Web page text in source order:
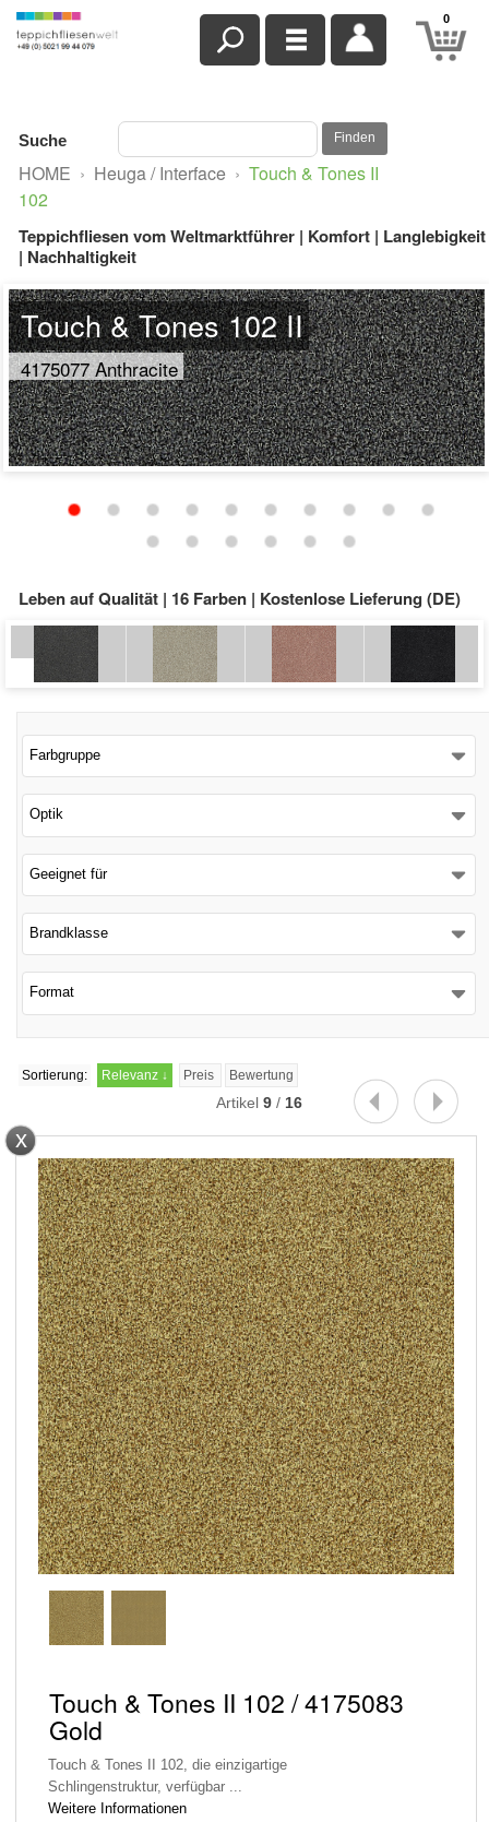
0
Suche Finden
HOME › Heuga / Interface › Touch & Tones II
102
Teppichfliesen vom Weltmarktführer | Komfort | Langlebigkeit
| Nachhaltigkeit
Touch & Tones 102 II
4175077 Anthracite
Leben auf Qualität | 16 Farben | Kostenlose Lieferung (DE)
Farbgruppe
Optik
Geeignet für
Brandklasse
Format
Sortierung: Relevanz ↓ Preis Bewertung
Artikel 9 / 16
Touch & Tones II 102 / 4175083
Gold
Touch & Tones II 102, die einzigartige
Schlingenstruktur, verfügbar ...
Weitere Informationen
x